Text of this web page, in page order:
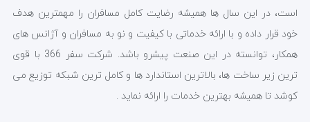
است، در این سال ها همیشه رضایت کامل مسافران را مهمترین هدف
خود قرار داده و با ارائه خدماتی با کیفیت و نو به مسافران و آژانس های
همکار، توانسته در این صنعت پیشرو باشد. شرکت سفر 366 با قوی
ترین زیر ساخت ها، بالاترین استاندارد ها و کامل ترین شبکه توزیع می
کوشد تا همیشه بهترین خدمات را ارائه نماید .